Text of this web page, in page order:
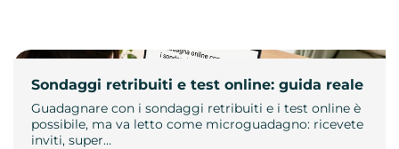
Sondaggi retribuiti e test online: guida reale
Guadagnare con i sondaggi retribuiti e i test online è
possibile, ma va letto come microguadagno: ricevete
inviti, super…